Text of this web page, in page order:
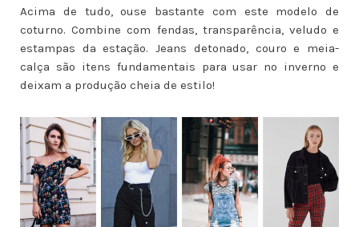
Acima de tudo, ouse bastante com este modelo de
coturno. Combine com fendas, transparência, veludo e
estampas da estação. Jeans detonado, couro e meia-
calça são itens fundamentais para usar no inverno e
deixam a produção cheia de estilo!